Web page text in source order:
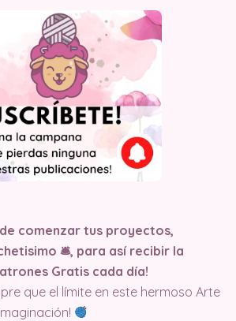
comenzar tus proyectos,
🛎, para así recibir la
Gratis cada día!
que el límite en este hermoso Arte